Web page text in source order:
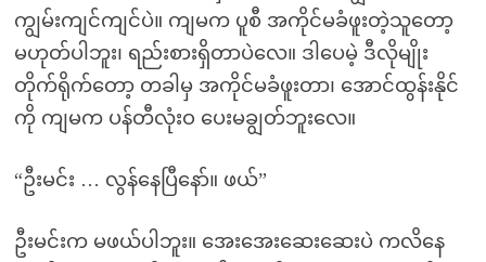
ကျွမ်းကျင်ကျင်ပဲ။ ကျမက ပူစီ အကိုင်မခံဖူးတဲ့သူတော့
မဟုတ်ပါဘူး၊ ရည်းစားရှိတာပဲလေ။ ဒါပေမဲ့ ဒီလိုမျိုး
တိုက်ရိုက်တော့ တခါမှ အကိုင်မခံဖူးတာ၊ အောင်ထွန်းနိုင်
ကို ကျမက ပန်တီလုံးဝ ပေးမချွတ်ဘူးလေ။
“ဦးမင်း … လွန်နေပြီနော်။ ဖယ်”
ဦးမင်းက မဖယ်ပါဘူး။ အေးအေးဆေးဆေးပဲ ကလိနေ